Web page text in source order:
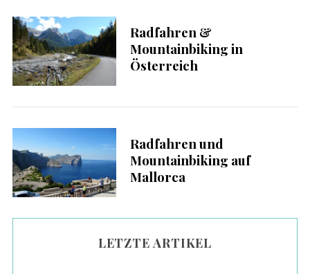
Radfahren &
Mountainbiking in
Österreich
Radfahren und
Mountainbiking auf
Mallorca
LETZTE ARTIKEL